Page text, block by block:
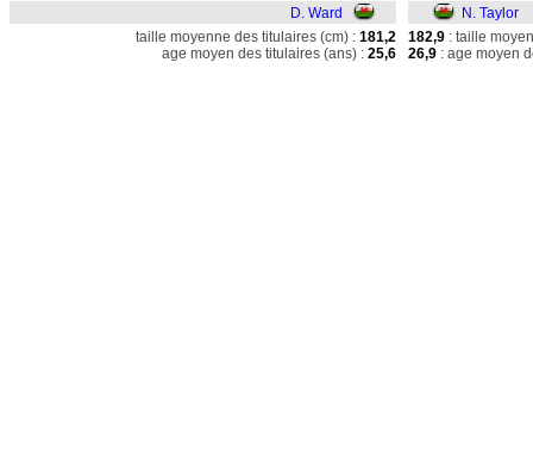
D. Ward
N. Taylor
taille moyenne des titulaires (cm) : 181,2
age moyen des titulaires (ans) : 25,6
182,9 : taille
26,9 : age moyen